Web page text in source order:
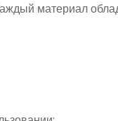
материал